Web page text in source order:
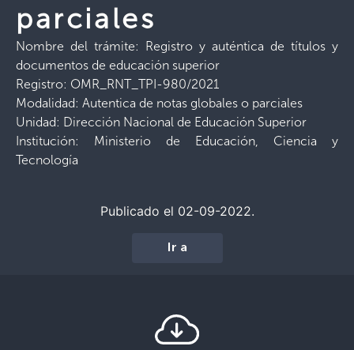
parciales
Nombre del trámite: Registro y auténtica de títulos y
documentos de educación superior
Registro: OMR_RNT_TPI-980/2021
Modalidad: Autentica de notas globales o parciales
Unidad: Dirección Nacional de Educación Superior
Institución: Ministerio de Educación, Ciencia y
Tecnología
Publicado el 02-09-2022.
Ir a